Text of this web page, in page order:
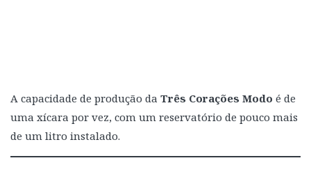
A capacidade de produção da Três Corações Modo é de
uma xícara por vez, com um reservatório de pouco mais
de um litro instalado.